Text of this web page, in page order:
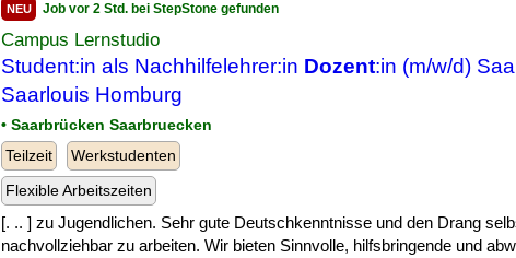
NEU Job vor 2 Std. bei StepStone gefunden
Campus Lernstudio
Student:in als Nachhilfelehrer:in Dozent:in (m/w/d)
Saarlouis Homburg
• Saarbrücken Saarbruecken
Teilzeit
Werkstudenten
Flexible Arbeitszeiten
[. .. ] zu Jugendlichen. Sehr gute Deutschkenntnisse und den Drang
nachvollziehbar zu arbeiten. Wir bieten Sinnvolle, hilfsbringende und